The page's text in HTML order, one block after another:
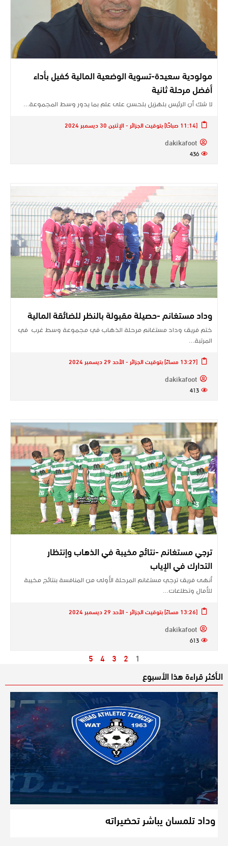
مولودية سعيدة-تسوية الوضعية المالية كفيل بأداء
أفضل مرحلة ثانية
لا شك أن الرئيس بلهزيل بلحسن على علم بما يدور وسط المجموعة…
[11:14 صباحًا] بتوقيت الجزائر - الإثنين 30 ديسمبر 2024
dakikafoot
436
وداد مستغانم -حصيلة مقبولة بالنظر للضائقة المالية
ختم فريق وداد مستغانم مرحلة الذهاب في مجموعة وسط غرب في
المرتبة…
[13:27 مساءً] بتوقيت الجزائر - الأحد 29 ديسمبر 2024
dakikafoot
413
ترجي مستغانم -نتائج مخيبة في الذهاب وإنتظار
التدارك في الإياب
أنهى فريق ترجي مستغانم المرحلة الأولى من المنافسة بنتائج مخيبة
للأمال وتطلعات…
[13:26 مساءً] بتوقيت الجزائر - الأحد 29 ديسمبر 2024
dakikafoot
613
1
2
3
4
5
الـأكثر قراءة هذا الأسبوع
وداد تلمسان يباشر تحضيراته